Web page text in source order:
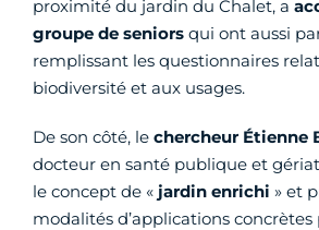
proximité du jardin du Chalet, a
groupe de seniors qui ont aussi
remplissant les questionnaires
biodiversité et aux usages.
De son côté, le chercheur Étienne
docteur en santé publique et
le concept de « jardin enrichi » et
modalités d’applications